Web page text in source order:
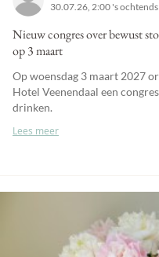
30.07.26, 2:00 's ochtends
Nieuw congres over bewust
op 3 maart
Op woensdag 3 maart 2027
Hotel Veenendaal een
drinken.
Lees meer